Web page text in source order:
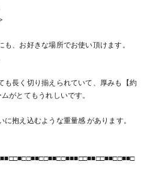
、お好きな場所でお使い頂けます。
も長く切り揃えられていて、厚みも【約
がとてもうれしいです。
抱え込むような重量感 があります。